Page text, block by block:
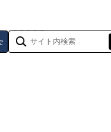
14回高校生ビジネ
プラン作成講座